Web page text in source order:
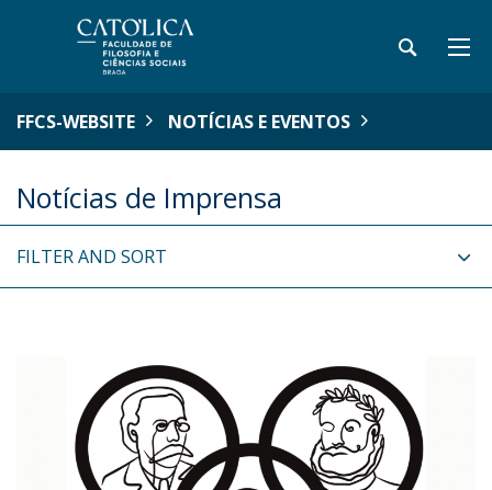
FFCS-WEBSITE NOTÍCIAS E EVENTOS
Notícias de Imprensa
FILTER AND SORT